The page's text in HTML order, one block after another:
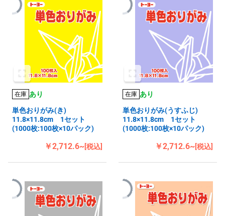
在庫 あり
単色おりがみ(き)
11.8×11.8cm 1セット
(1000枚:100枚×10パック)
￥2,712.6~[税込]
在庫 あり
単色おりがみ(うすふじ)
11.8×11.8cm 1セット
(1000枚:100枚×10パック)
￥2,712.6~[税込]